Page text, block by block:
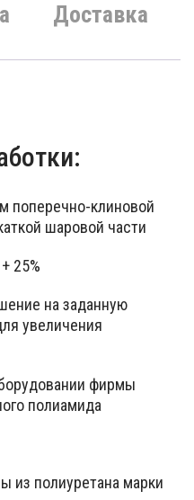
Доставка
поперечно-клиновой
шаровой части
25%
на заданную
увеличения
фирмы
полиамида
из полиуретана марки